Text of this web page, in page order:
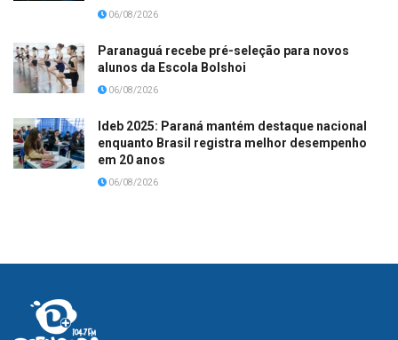
06/08/2026
Paranaguá recebe pré-seleção para novos
alunos da Escola Bolshoi
06/08/2026
Ideb 2025: Paraná mantém destaque nacional
enquanto Brasil registra melhor desempenho
em 20 anos
06/08/2026